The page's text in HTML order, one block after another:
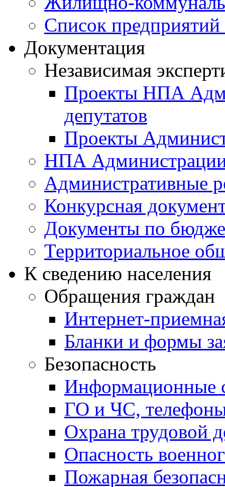
Список предприятий
Документация
Независимая
Проекты НПА
депутатов
Проекты
НПА
Административные
Конкурсная
Документы по
Территориальное
К сведению населения
Обращения граждан
Интернет-
Бланки и формы
Безопасность
Информационные
ГО и ЧС,
Охрана трудовой
Опасность
Пожарная